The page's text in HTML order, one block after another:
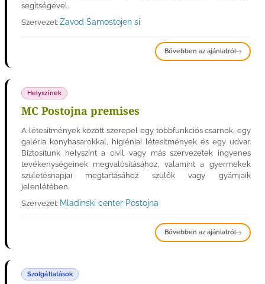
segítségével.
Szervezet: Zavod Samostojen si
Bővebben az ajánlatról
Helyszínek
MC Postojna premises
A létesítmények között szerepel egy többfunkciós csarnok, egy
galéria konyhasarokkal, higiéniai létesítmények és egy udvar.
Biztosítunk helyszínt a civil vagy más szervezetek ingyenes
tevékenységeinek megvalósításához, valamint a gyermekek
születésnapjai megtartásához szülők vagy gyámjaik
jelenlétében.
Szervezet: Mladinski center Postojna
Bővebben az ajánlatról
Szolgáltatások